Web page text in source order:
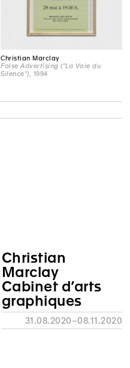
Christian Marclay
False Advertising ("La Voie du
Silence") , 1994
Christian
Marclay
Cabinet d’arts
graphiques
31.08.2020–08.11.2020